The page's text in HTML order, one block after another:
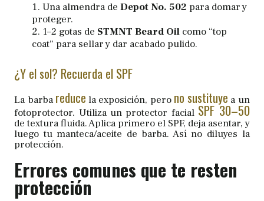
Una almendra deDepot No. 502 para domar y
proteger.
1–2 gotas de STMNT Beard Oil como “top
coat” para sellar y dar acabado pulido.
¿Y el sol? Recuerda el SPF
La barba reduce la exposición, pero no sustituye a un
fotoprotector. Utiliza un protector facial SPF 30–50
de textura fluida. Aplica primero el SPF, deja asentar, y
luego tu manteca/aceite de barba. Así no diluyes la
protección.
Errores comunes que te resten
protección